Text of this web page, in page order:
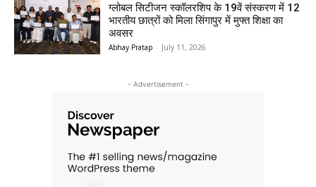
ग्लोबल सिटीजन स्कॉलरशिप के 19वें संस्करण में 12
भारतीय छात्रों को मिला सिंगापुर में मुफ्त शिक्षा का
अवसर
Abhay Pratap - July 11, 2026
- Advertisement -